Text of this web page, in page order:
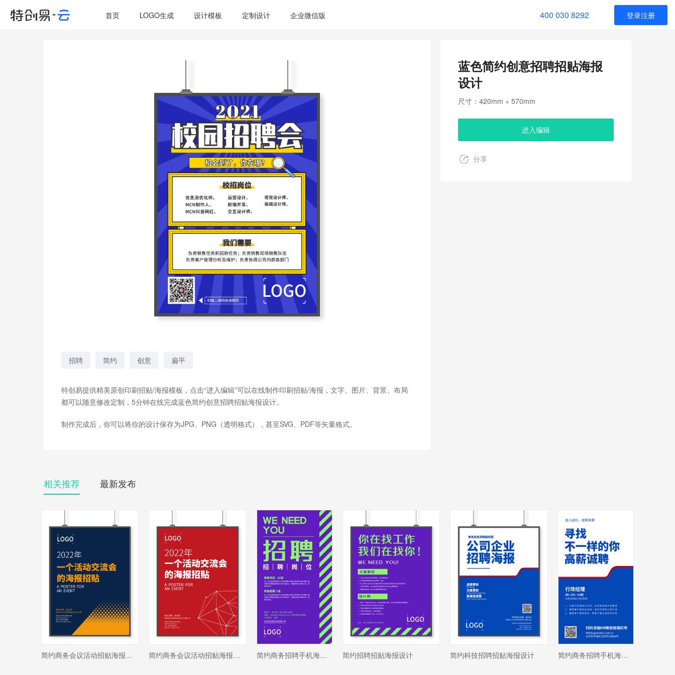
首页 LOGO生成 设计模板 定制设计 企业微信版 登录注册
400 030 8292
招聘 简约 创意 扁平
特创易提供精美原创印刷招贴/海报模板，点击“进入编辑”可以在线制作印刷招贴/海报，文字、图片、背景、布局
都可以随意修改定制，5分钟在线完成蓝色简约创意招聘招贴海报设计。
制作完成后，你可以将你的设计保存为JPG、PNG（透明格式），甚至SVG、PDF等矢量格式。
蓝色简约创意招聘招贴海报
设计
尺寸：420mm × 570mm
进入编辑
分享
相关推荐 最新发布
简约商务会议活动招贴海报设计 简约商务会议活动招贴海报设计 简约商务招聘手机海报设计 简约招聘招贴海报设计 简约科技招聘招贴海报设计 简约商务招聘手机海报设计